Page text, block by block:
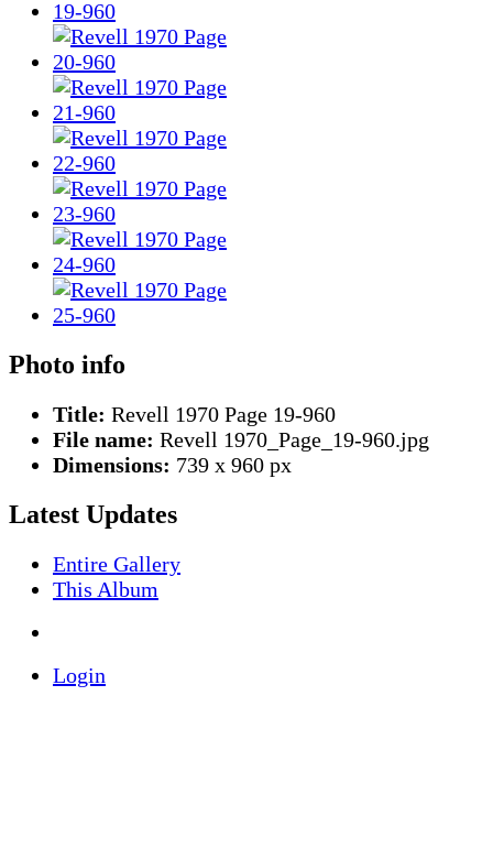
Photo info
Title: Revell 1970 Page 19-960
File name: Revell 1970_Page_19-960.jpg
Dimensions: 739 x 960 px
Latest Updates
Entire Gallery
This Album
Login